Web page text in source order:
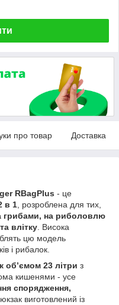
про товар Доставка
RBagPlus - це
в 1, розроблена для тих,
грибами, на риболовлю
влітку. Висока
цю модель
і рибалок.
об’ємом 23 літри з
кишенями - усе
спорядження,
виготовлений із